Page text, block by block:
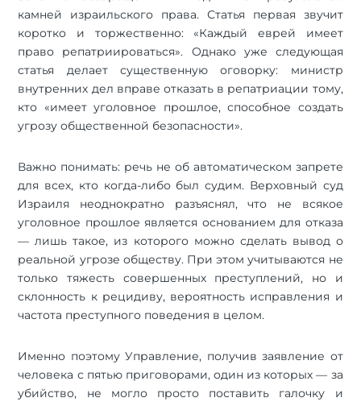
камней израильского права. Статья первая звучит
коротко и торжественно: «Каждый еврей имеет
право репатриироваться». Однако уже следующая
статья делает существенную оговорку: министр
внутренних дел вправе отказать в репатриации тому,
кто «имеет уголовное прошлое, способное создать
угрозу общественной безопасности».
Важно понимать: речь не об автоматическом запрете
для всех, кто когда-либо был судим. Верховный суд
Израиля неоднократно разъяснял, что не всякое
уголовное прошлое является основанием для отказа
— лишь такое, из которого можно сделать вывод о
реальной угрозе обществу. При этом учитываются не
только тяжесть совершенных преступлений, но и
склонность к рецидиву, вероятность исправления и
частота преступного поведения в целом.
Именно поэтому Управление, получив заявление от
человека с пятью приговорами, один из которых — за
убийство, не могло просто поставить галочку и